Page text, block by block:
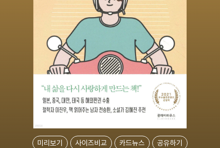
미리보기 사이즈비교 카드뉴스 공유하기